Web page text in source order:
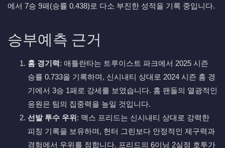
에서 7승 9패(승률 0.438)로 다소 부진한 성적을 기록 중입니다.
승부예측 근거
홈 경기력: 애틀란타는 트루이스트 파크에서 2025 시즌
승률 0.733을 기록하며, 신시내티 상대로 2024 시즌 홈 경
기에서 3승 1패로 강세를 보였습니다. 홈 팬들의 열광적인
응원은 팀의 집중력을 높일 것입니다.
선발 투수 우위: 맥스 프리드는 신시내티 상대로 강력한
피칭 기록을 보유하며, 헌터 그린보다 안정적인 제구력과
경험에서 우위를 점합니다. 프리드의 6이닝 2실점 호투가